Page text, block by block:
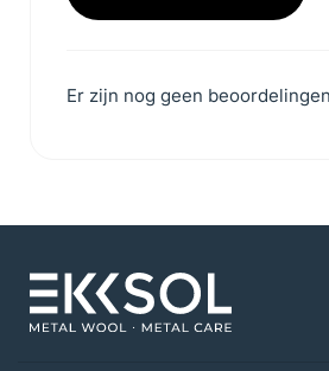
Er zijn nog geen